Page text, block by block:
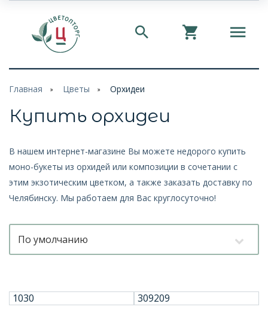
Главная Цветы Орхидеи
Купить орхидеи
В нашем интернет-магазине Вы можете недорого купить
моно-букеты из орхидей или композиции в сочетании с
этим экзотическим цветком, а также заказать доставку по
Челябинску. Мы работаем для Вас круглосуточно!
По умолчанию